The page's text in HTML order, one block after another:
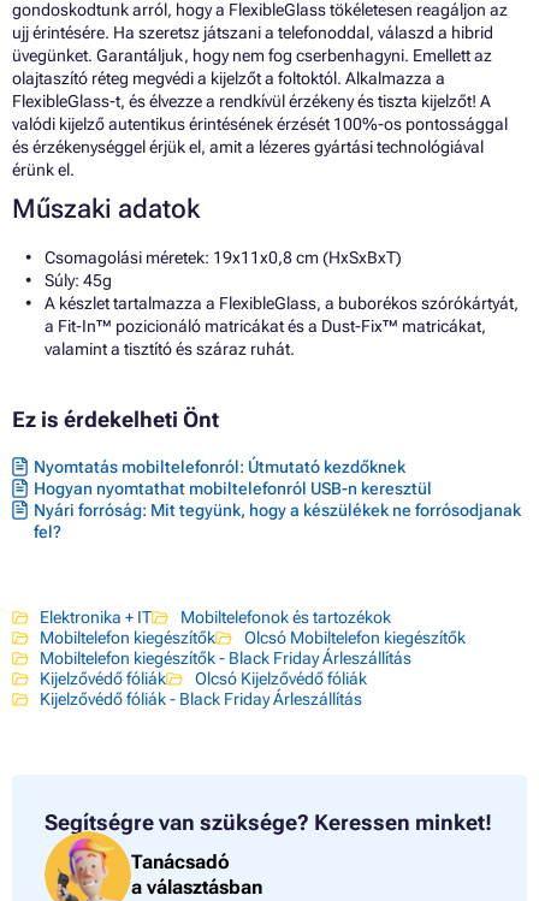
gondoskodtunk arról, hogy a FlexibleGlass tökéletesen reagáljon az
ujj érintésére. Ha szeretsz játszani a telefonoddal, válaszd a hibrid
üvegünket. Garantáljuk, hogy nem fog cserbenhagyni. Emellett az
olajtaszító réteg megvédi a kijelzőt a foltoktól. Alkalmazza a
FlexibleGlass-t, és élvezze a rendkívül érzékeny és tiszta kijelzőt! A
valódi kijelző autentikus érintésének érzését 100%-os pontossággal
és érzékenységgel érjük el, amit a lézeres gyártási technológiával
érünk el.
Műszaki adatok
Csomagolási méretek: 19x11x0,8 cm (HxSxBxT)
Súly: 45g
A készlet tartalmazza a FlexibleGlass, a buborékos szórókártyát,
a Fit-In™ pozicionáló matricákat és a Dust-Fix™ matricákat,
valamint a tisztító és száraz ruhát.
Ez is érdekelheti Önt
Nyomtatás mobiltelefonról: Útmutató kezdőknek
Hogyan nyomtathat mobiltelefonról USB-n keresztül
Nyári forróság: Mit tegyünk, hogy a készülékek ne forrósodjanak
fel?
Elektronika + IT
Mobiltelefonok és tartozékok
Mobiltelefon kiegészítők
Olcsó Mobiltelefon kiegészítők
Mobiltelefon kiegészítők - Black Friday Árleszállítás
Kijelzővédő fóliák
Olcsó Kijelzővédő fóliák
Kijelzővédő fóliák - Black Friday Árleszállítás
Segítségre van szüksége? Keressen minket!
Tanácsadó
a választásban